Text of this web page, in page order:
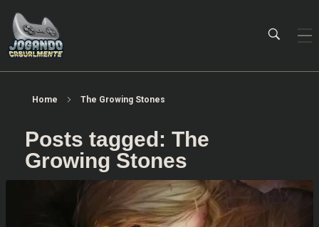
Home The Growing Stones
Posts tagged: The
Growing Stones